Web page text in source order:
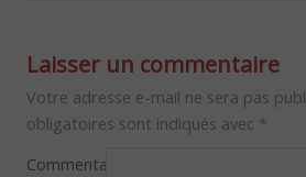
Laisser un commentaire
Votre adresse e-mail ne sera pas
obligatoires sont indiqués avec *
Commentaire